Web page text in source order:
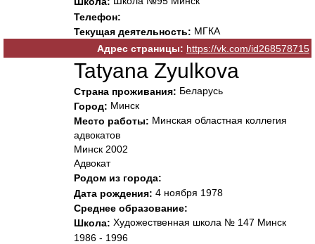
Телефон:
Текущая деятельность: МГКА
Адрес страницы: https://vk.com/id268578715
Tatyana Zyulkova
Страна проживания: Беларусь
Город: Минск
Место работы: Минская областная коллегия
адвокатов
Минск 2002
Адвокат
Родом из города:
Дата рождения: 4 ноября 1978
Среднее образование:
Школа: Художественная школа № 147 Минск
1986 - 1996